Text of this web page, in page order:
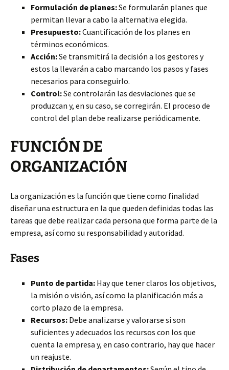
Formulación de planes:Se formularán planes que
permitan llevar a cabo la alternativa elegida.
Presupuesto:Cuantificación de los planes en
términos económicos.
Acción:Se transmitirá la decisión a los gestores y
estos la llevarán a cabo marcando los pasos y fases
necesarios para conseguirlo.
Control:Se controlarán las desviaciones que se
produzcan y, en su caso, se corregirán. El proceso de
control del plan debe realizarse periódicamente.
FUNCIÓN DE
ORGANIZACIÓN
La organización es la función que tiene como finalidad
diseñar una estructura en la que queden definidas todas las
tareas que debe realizar cada persona que forma parte de la
empresa, así como su responsabilidad y autoridad.
Fases
Punto de partida: Hay que tener claros los objetivos,
la misión o visión, así como la planificación más a
corto plazo de la empresa.
Recursos: Debe analizarse y valorarse si son
suficientes y adecuados los recursos con los que
cuenta la empresa y, en caso contrario, hay que hacer
un reajuste.